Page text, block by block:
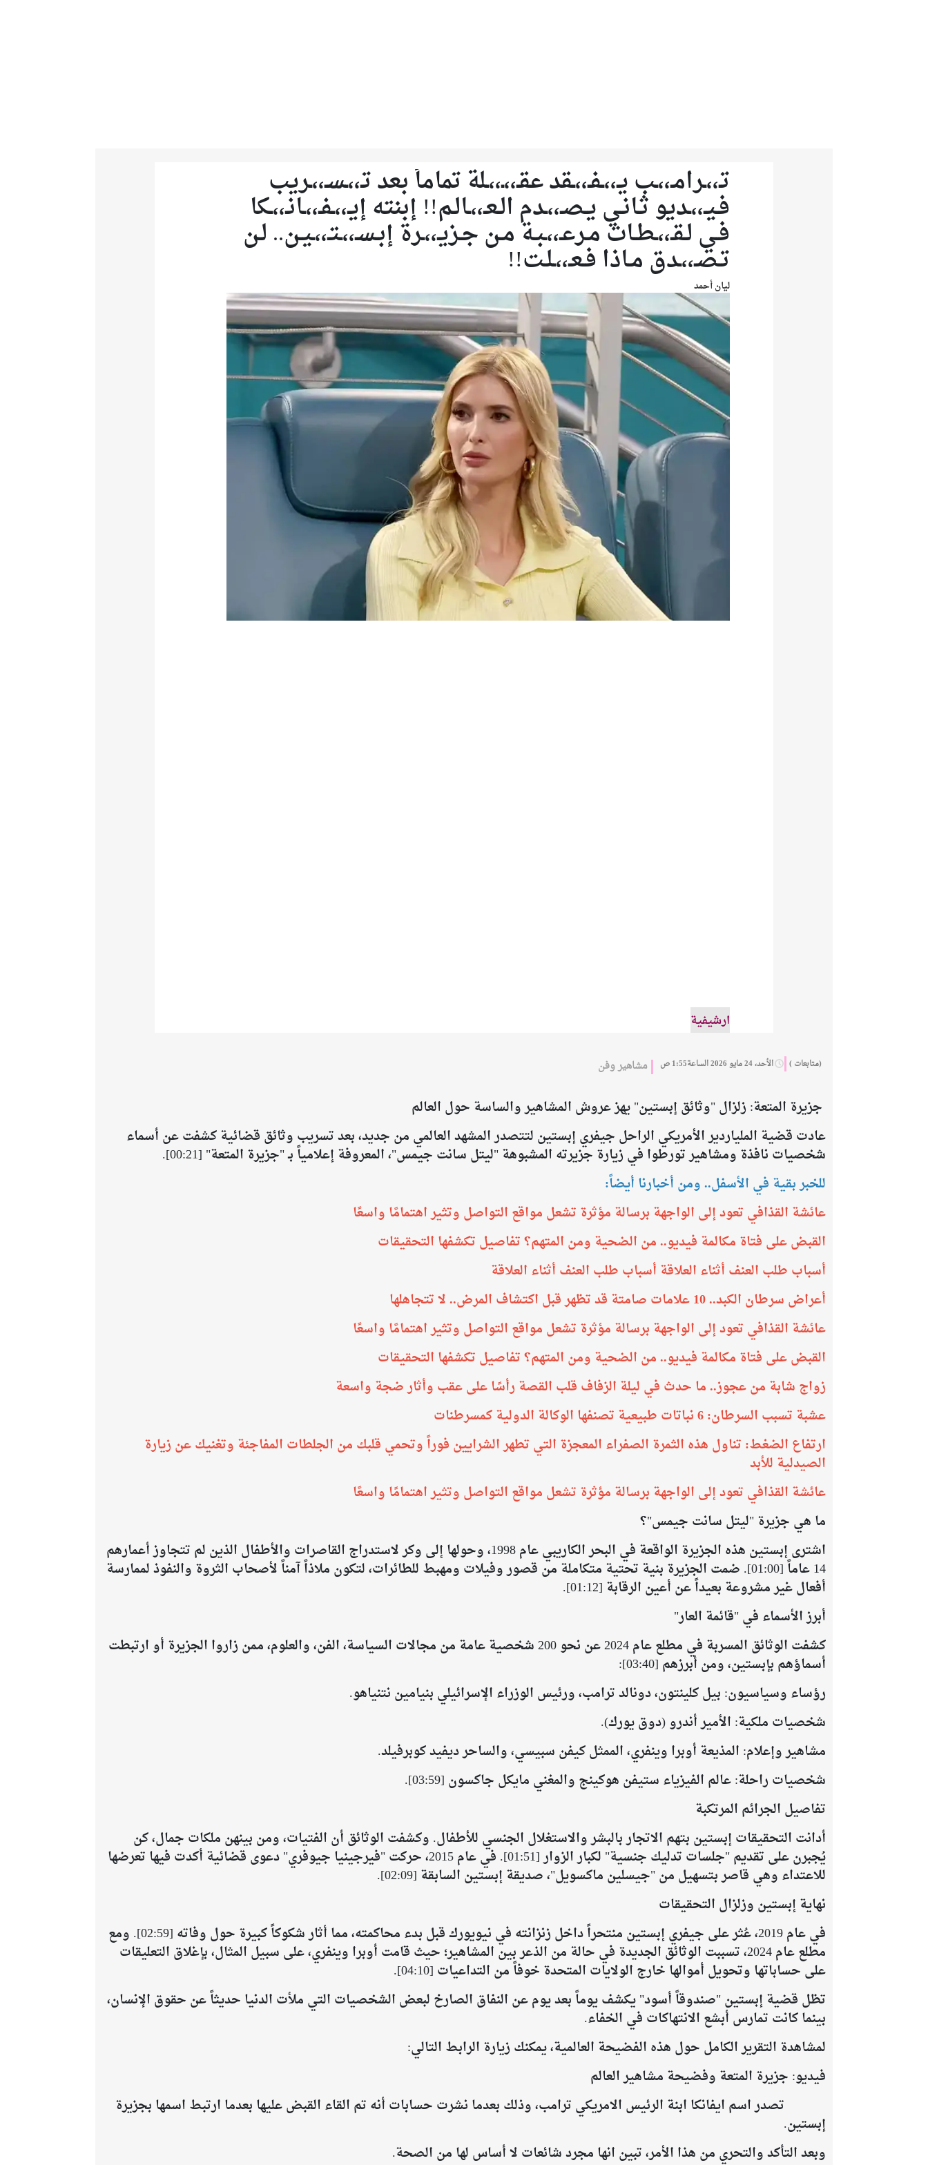
تـ،،ـرامـ،،ـب يـ،،ـفـ،،ـقد عقـ،،ـ،،ـلة تماماً بعد تـ،،ـسـ،،ـريب
فـيـ،،ـديو ثـانـي يـصـ،،ـدم الـعـ،،ـالـم!! إبنته إيـ،،ـفـ،،ـانـ،،ـكا
فـي لـقـ،،ـطـات مـرعـ،،ـبـة مـن جـزيـ،،ـرة إبـسـ،،ـتـ،،ـيـن.. لـن
تـصـ،،ـدق مـاذا فـعـ،،ـلـت!!
ليان أحمد
ارشيفية
(متابعات ) الأحد، 24 مايو 2026 الساعة1:55 ص مشاهير وفن
جزيرة المتعة: زلزال "وثائق إبستين" يهز عروش المشاهير والساسة حول العالم
عادت قضية الملياردير الأمريكي الراحل جيفري إبستين لتتصدر المشهد العالمي من جديد، بعد تسريب وثائق قضائية كشفت عن أسماء
شخصيات نافذة ومشاهير تورطوا في زيارة جزيرته المشبوهة "ليتل سانت جيمس"، المعروفة إعلامياً بـ "جزيرة المتعة" [00:21].
للخبر بقية في الأسفل.. ومن أخبارنا أيضاً:
عائشة القذافي تعود إلى الواجهة برسالة مؤثرة تشعل مواقع التواصل وتثير اهتمامًا واسعًا
القبض على فتاة مكالمة فيديو.. من الضحية ومن المتهم؟ تفاصيل تكشفها التحقيقات
أسباب طلب العنف أثناء العلاقة أسباب طلب العنف أثناء العلاقة
أعراض سرطان الكبد.. 10 علامات صامتة قد تظهر قبل اكتشاف المرض.. لا تتجاهلها
عائشة القذافي تعود إلى الواجهة برسالة مؤثرة تشعل مواقع التواصل وتثير اهتمامًا واسعًا
القبض على فتاة مكالمة فيديو.. من الضحية ومن المتهم؟ تفاصيل تكشفها التحقيقات
زواج شابة من عجوز.. ما حدث في ليلة الزفاف قلب القصة رأسًا على عقب وأثار ضجة واسعة
عشبة تسبب السرطان: 6 نباتات طبيعية تصنفها الوكالة الدولية كمسرطنات
ارتفاع الضغط: تناول هذه الثمرة الصفراء المعجزة التي تطهر الشرايين فوراً وتحمي قلبك من الجلطات المفاجئة وتغنيك عن زيارة
الصيدلية للأبد
عائشة القذافي تعود إلى الواجهة برسالة مؤثرة تشعل مواقع التواصل وتثير اهتمامًا واسعًا
​ما هي جزيرة "ليتل سانت جيمس"؟
​اشترى إبستين هذه الجزيرة الواقعة في البحر الكاريبي عام 1998، وحولها إلى وكر لاستدراج القاصرات والأطفال الذين لم تتجاوز أعمارهم
14 عاماً [01:00]. ضمت الجزيرة بنية تحتية متكاملة من قصور وفيلات ومهبط للطائرات، لتكون ملاذاً آمناً لأصحاب الثروة والنفوذ لممارسة
أفعال غير مشروعة بعيداً عن أعين الرقابة [01:12].
​أبرز الأسماء في "قائمة العار"
​كشفت الوثائق المسربة في مطلع عام 2024 عن نحو 200 شخصية عامة من مجالات السياسة، الفن، والعلوم، ممن زاروا الجزيرة أو ارتبطت
أسماؤهم بإبستين، ومن أبرزهم [03:40]:
​رؤساء وسياسيون: بيل كلينتون، دونالد ترامب، ورئيس الوزراء الإسرائيلي بنيامين نتنياهو.
​شخصيات ملكية: الأمير أندرو (دوق يورك).
​مشاهير وإعلام: المذيعة أوبرا وينفري، الممثل كيفن سبيسي، والساحر ديفيد كوبرفيلد.
​شخصيات راحلة: عالم الفيزياء ستيفن هوكينج والمغني مايكل جاكسون [03:59].
​تفاصيل الجرائم المرتكبة
​أدانت التحقيقات إبستين بتهم الاتجار بالبشر والاستغلال الجنسي للأطفال. وكشفت الوثائق أن الفتيات، ومن بينهن ملكات جمال، كن
يُجبرن على تقديم "جلسات تدليك جنسية" لكبار الزوار [01:51]. في عام 2015، حركت "فيرجينيا جيوفري" دعوى قضائية أكدت فيها تعرضها
للاعتداء وهي قاصر بتسهيل من "جيسلين ماكسويل"، صديقة إبستين السابقة [02:09].
​نهاية إبستين وزلزال التحقيقات
​في عام 2019، عُثر على جيفري إبستين منتحراً داخل زنزانته في نيويورك قبل بدء محاكمته، مما أثار شكوكاً كبيرة حول وفاته [02:59]. ومع
مطلع عام 2024، تسببت الوثائق الجديدة في حالة من الذعر بين المشاهير؛ حيث قامت أوبرا وينفري، على سبيل المثال، بإغلاق التعليقات
على حساباتها وتحويل أموالها خارج الولايات المتحدة خوفاً من التداعيات [04:10].
​تظل قضية إبستين "صندوقاً أسود" يكشف يوماً بعد يوم عن النفاق الصارخ لبعض الشخصيات التي ملأت الدنيا حديثاً عن حقوق الإنسان،
بينما كانت تمارس أبشع الانتهاكات في الخفاء.
​لمشاهدة التقرير الكامل حول هذه الفضيحة العالمية، يمكنك زيارة الرابط التالي:
فيديو: جزيرة المتعة وفضيحة مشاهير العالم
تصدر اسم ايفانكا ابنة الرئيس الامريكي ترامب، وذلك بعدما نشرت حسابات أنه تم القاء القبض عليها بعدما ارتبط اسمها بجزيرة
إبستين.
وبعد التأكد والتحري من هذا الأمر، تبين انها مجرد شائعات لا أساس لها من الصحة.